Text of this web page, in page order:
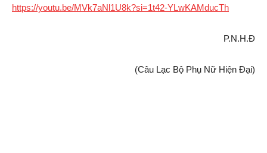
https://youtu.be/MVk7aNl1U8k?si=1t42-YLwKAMducTh
P.N.H.Đ
(Câu Lạc Bộ Phụ Nữ Hiện Đại)